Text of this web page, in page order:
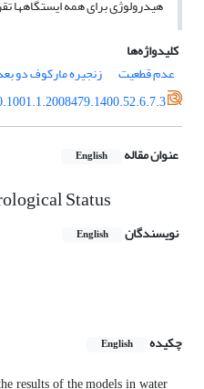
هیدرولوژی برای همه
کلیدواژه‌ها
عدم قطعیت
زنجیره مارکوف دو
عنوان مقاله English
Status
نویسندگان English
چکیده
English